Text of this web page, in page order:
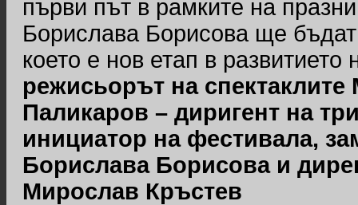
първи път в рамките на
Борислава Борисова ще
което е нов етап в
режисьорът на
Паликаров – диригент на
инициатор на фестивала,
Борислава Борисова и
Мирослав Кръстев